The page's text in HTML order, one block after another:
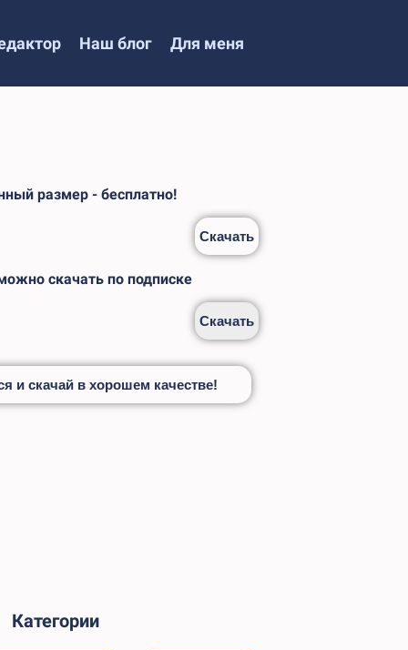
Наш блог Для меня
размер - бесплатно!
Скачать
скачать по подписке
Скачать
и скачай в хорошем качестве!
Категории